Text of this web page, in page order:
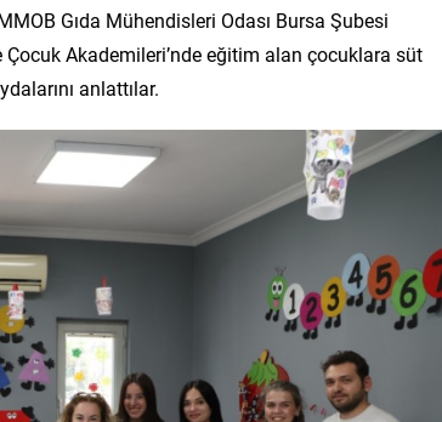
Gıda Mühendisleri Odası Bursa Şubesi
Akademileri’nde eğitim alan çocuklara süt
anlattılar.